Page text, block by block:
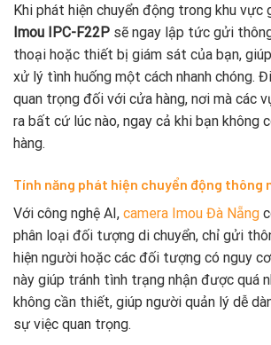
Khi phát hiện chuyển động trong khu vực
Imou IPC-F22P sẽ ngay lập tức gửi
thoại hoặc thiết bị giám sát của bạn,
xử lý tình huống một cách nhanh chóng.
quan trọng đối với cửa hàng, nơi mà các
ra bất cứ lúc nào, ngay cả khi bạn không
hàng.
Tính năng phát hiện chuyển động thông
Với công nghệ AI, camera Imou Đà Nẵng
phân loại đối tượng di chuyển, chỉ gửi
hiện người hoặc các đối tượng có nguy
này giúp tránh tình trạng nhận được quá
không cần thiết, giúp người quản lý dễ
sự việc quan trọng.